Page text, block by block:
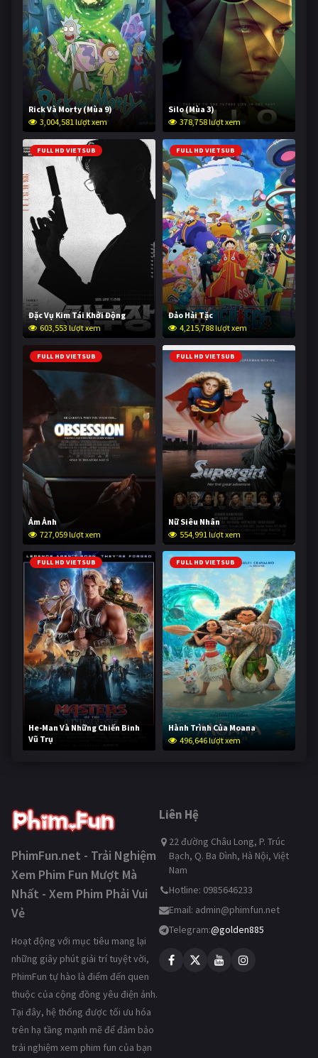
Rick Và Morty (Mùa 9)
3,004,581 lượt xem
Silo (Mùa 3)
378,758 lượt xem
FULL HD VIETSUB
Đặc Vụ Kim Tái Khởi Động
603,553 lượt xem
FULL HD VIETSUB
Đảo Hải Tặc
4,215,788 lượt xem
FULL HD VIETSUB
Ám Ảnh
727,059 lượt xem
FULL HD VIETSUB
Nữ Siêu Nhân
554,991 lượt xem
FULL HD VIETSUB
He-Man Và Những Chiến Binh
Vũ Trụ
245,695 lượt xem
FULL HD VIETSUB
Hành Trình Của Moana
496,646 lượt xem
PhimFun.net - Trải Nghiệm
Xem Phim Fun Mượt Mà
Nhất - Xem Phim Phải Vui
Vẻ
Hoạt động với mục tiêu mang lại
những giây phút giải trí tuyệt vời,
PhimFun tự hào là điểm đến quen
thuộc của cộng đồng yêu điện ảnh.
Tại đây, hệ thống được tối ưu hóa
trên hạ tầng mạnh mẽ để đảm bảo
trải nghiệm xem phim fun của bạn
Liên Hệ
22 đường Châu Long, P. Trúc
Bạch, Q. Ba Đình, Hà Nội, Việt
Nam
Hotline: 0985646233
Email: admin@phimfun.net
Telegram:@golden885